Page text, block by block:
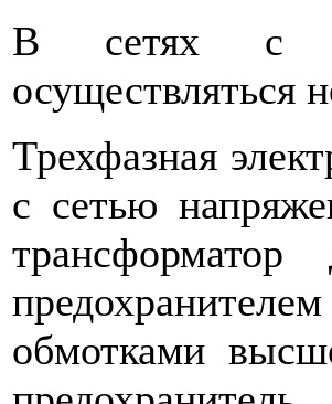
В сетях с
осуществляться
Трехфазная
с сетью
обмотками